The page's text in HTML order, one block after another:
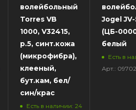
волейбольный
Torres VB
1000, V32415,
р.5, синт.кожа
(микрофибра),
клееный,
бут.кам, бел/
син/крас
Есть в наличии: 24
Jogel
(ЦБ-
белый
Есть в
Арт.: 09702